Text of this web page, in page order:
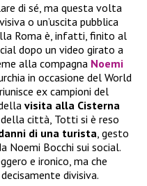
di sé, ma questa volta
o un’uscita pubblica
Roma è, infatti, finito al
dopo un video girato a
alla compagna Noemi
in occasione del World
ex campioni del
visita alla Cisterna
città, Totti si è reso
di una turista, gesto
Noemi Bocchi sui social.
e ironico, ma che
divisiva.